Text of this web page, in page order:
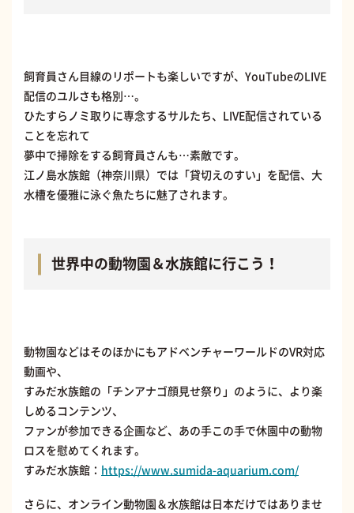
飼育員さん目線のリポートも楽しいですが、YouTubeのLIVE
配信のユルさも格別…。
ひたすらノミ取りに専念するサルたち、LIVE配信されている
ことを忘れて
夢中で掃除をする飼育員さんも…素敵です。
江ノ島水族館（神奈川県）では「貸切えのすい」を配信、大
水槽を優雅に泳ぐ魚たちに魅了されます。
世界中の動物園＆水族館に行こう！
動物園などはそのほかにもアドベンチャーワールドのVR対応
動画や、
すみだ水族館の「チンアナゴ顔見せ祭り」のように、より楽
しめるコンテンツ、
ファンが参加できる企画など、あの手この手で休園中の動物
ロスを慰めてくれます。
すみだ水族館： https://www.sumida-aquarium.com/
さらに、オンライン動物園＆水族館は日本だけではありませ